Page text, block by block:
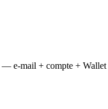
— e-mail + compte + Wallet